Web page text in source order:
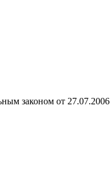
законом от